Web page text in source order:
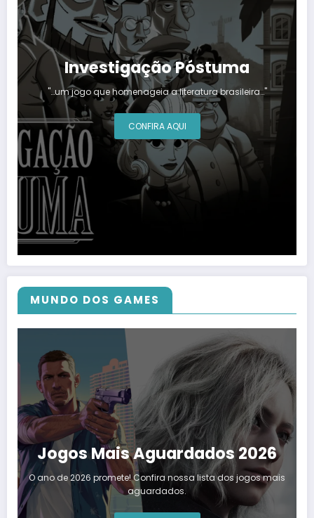
Investigação Póstuma
"…um jogo que homenageia a literatura brasileira…"
CONFIRA AQUI
MUNDO DOS GAMES
Jogos Mais Aguardados 2026
O ano de 2026 promete! Confira nossa lista dos jogos mais
aguardados.